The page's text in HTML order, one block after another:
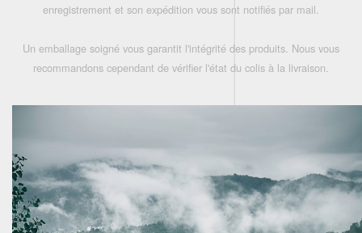
enregistrement et son expédition vous sont notifiés par mail.
Un emballage soigné vous garantit l'intégrité des produits. Nous vous
recommandons cependant de vérifier l'état du colis à la livraison.